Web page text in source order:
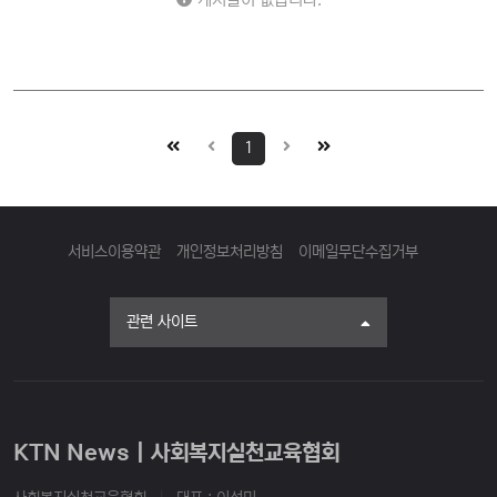
1
서비스이용약관 개인정보처리방침 이메일무단수집거부
관련 사이트
KTN News | 사회복지실천교육협회